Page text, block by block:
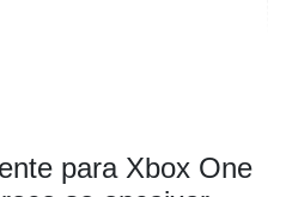
para Xbox One